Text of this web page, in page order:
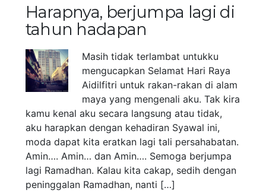
Harapnya, berjumpa lagi di
tahun hadapan
Masih tidak terlambat untukku
mengucapkan Selamat Hari Raya
Aidilfitri untuk rakan-rakan di alam
maya yang mengenali aku. Tak kira
kamu kenal aku secara langsung atau tidak,
aku harapkan dengan kehadiran Syawal ini,
moda dapat kita eratkan lagi tali persahabatan.
Amin…. Amin… dan Amin…. Semoga berjumpa
lagi Ramadhan. Kalau kita cakap, sedih dengan
peninggalan Ramadhan, nanti […]